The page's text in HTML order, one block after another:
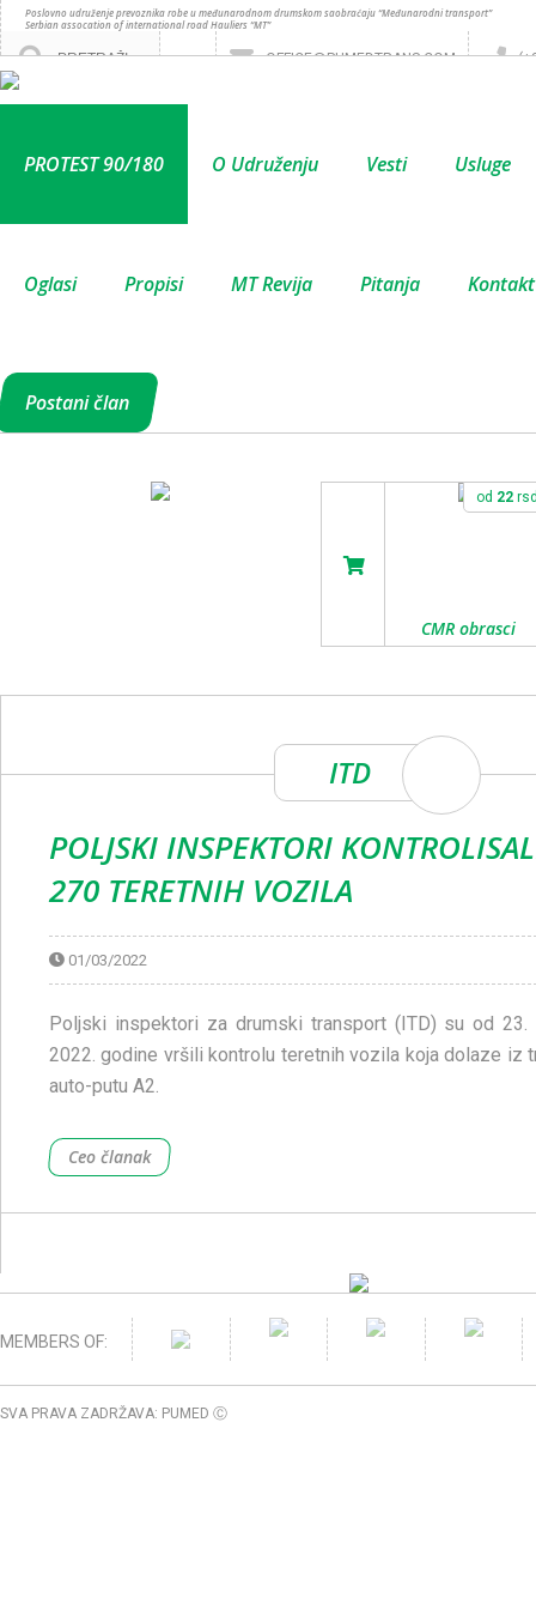
Poslovno udruženje prevoznika robe u međunarodnom drumskom saobraćaju “Međunarodni transport”
Serbian assocation of international road Hauliers “MT”
OFFICE@PUMEDTRANS.COM
PROTEST 90/180 O Udruženju Vesti Usluge
Oglasi Propisi MT Revija Pitanja Kontakt
Postani član
CMR obrasci
od 22
ITD
POLJSKI INSPEKTORI
270 TERETNIH VOZILA
01/03/2022
Poljski inspektori za drumski transport (ITD) su od 23.
2022. godine vršili kontrolu teretnih vozila koja dolaze iz
auto-putu A2.
Ceo članak
MEMBERS OF:
SVA PRAVA ZADRŽAVA: PUMED Ⓒ